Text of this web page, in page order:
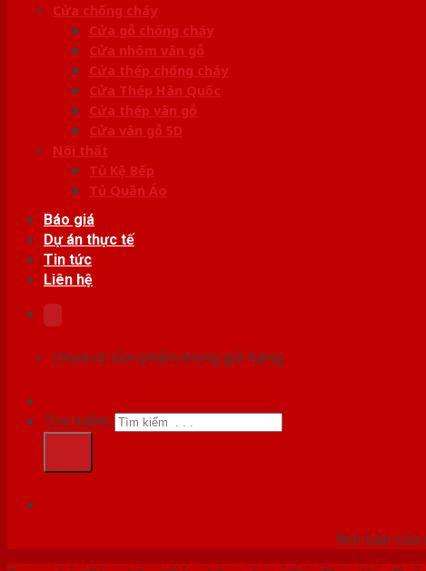
Cửa chống cháy
Cửa gỗ chống cháy
Cửa nhôm vân gỗ
Cửa thép chống cháy
Cửa Thép Hàn Quốc
Cửa thép vân gỗ
Cửa vân gỗ 5D
Nội thất
Tủ Kệ Bếp
Tủ Quần Áo
Báo giá
Dự án thực tế
Tin tức
Liên hệ
Chưa có sản phẩm trong giỏ hàng.
Tìm kiếm:
Nơi bán cửa